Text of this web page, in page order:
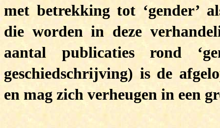
met betrekking tot ‘gender’
die worden in deze
aantal publicaties rond
geschiedschrijving) is de
en mag zich verheugen in een